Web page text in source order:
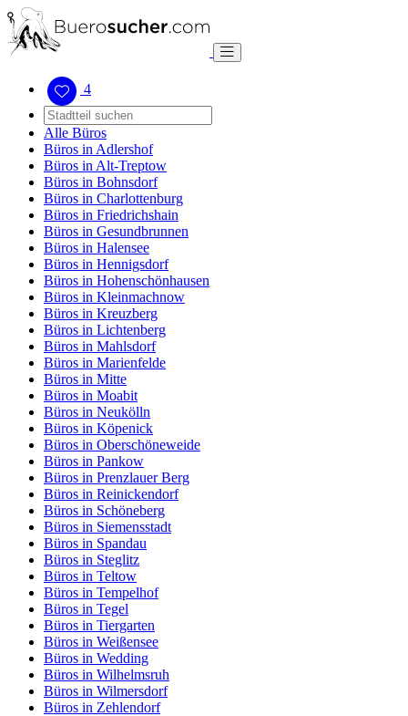
4
Alle Büros
Büros in Adlershof
Büros in Alt-Treptow
Büros in Bohnsdorf
Büros in Charlottenburg
Büros in Friedrichshain
Büros in Gesundbrunnen
Büros in Halensee
Büros in Hennigsdorf
Büros in Hohenschönhausen
Büros in Kleinmachnow
Büros in Kreuzberg
Büros in Lichtenberg
Büros in Mahlsdorf
Büros in Marienfelde
Büros in Mitte
Büros in Moabit
Büros in Neukölln
Büros in Köpenick
Büros in Oberschöneweide
Büros in Pankow
Büros in Prenzlauer Berg
Büros in Reinickendorf
Büros in Schöneberg
Büros in Siemensstadt
Büros in Spandau
Büros in Steglitz
Büros in Teltow
Büros in Tempelhof
Büros in Tegel
Büros in Tiergarten
Büros in Weißensee
Büros in Wedding
Büros in Wilhelmsruh
Büros in Wilmersdorf
Büros in Zehlendorf